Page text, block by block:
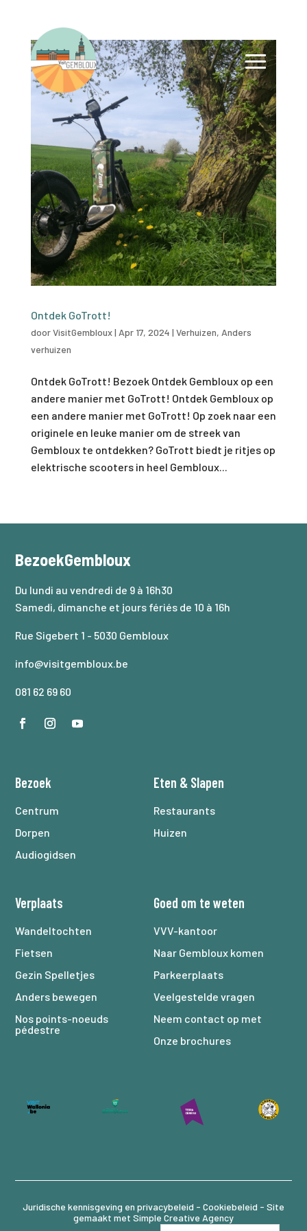
Ontdek GoTrott!
doorVisitGembloux| Apr 17, 2024 | Verhuizen, Anders
verhuizen
Ontdek GoTrott! Bezoek Ontdek Gembloux op een
andere manier met GoTrott! Ontdek Gembloux op
een andere manier met GoTrott! Op zoek naar een
originele en leuke manier om de streek van
Gembloux te ontdekken? GoTrott biedt je ritjes op
elektrische scooters in heel Gembloux...
BezoekGembloux
Du lundi au vendredi de 9 à 16h30
Samedi, dimanche et jours fériés de 10 à 16h
Rue Sigebert 1 - 5030 Gembloux
info@visitgembloux.be
081 62 69 60
Bezoek
Centrum
Dorpen
Audiogidsen
Eten & Slapen
Restaurants
Huizen
Verplaats
Wandeltochten
Fietsen
Gezin Spelletjes
Anders bewegen
Nos points-noeuds
pédestre
Goed om te weten
VVV-kantoor
Naar Gembloux komen
Parkeerplaats
Veelgestelde vragen
Neem contact op met
Onze brochures
Juridische kennisgeving en privacybeleid - Cookiebeleid - Site
gemaakt met Simple Creative Agency